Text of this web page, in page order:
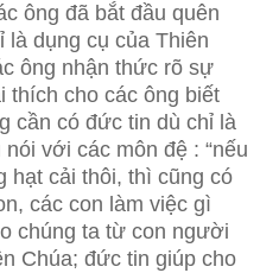
ông đã bắt đầu quên
là dụng cụ của Thiên
ông nhận thức rõ sự
thích cho các ông biết
cần có đức tin dù chỉ là
với các môn đệ : “nếu
hạt cải thôi, thì cũng có
các con làm việc gì
chúng ta từ con người
Chúa; đức tin giúp cho